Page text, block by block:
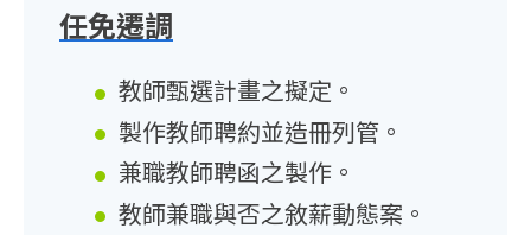
任免遷調
教師甄選計畫之擬定。
製作教師聘約並造冊列管。
兼職教師聘函之製作。
教師兼職與否之敘薪動態案。